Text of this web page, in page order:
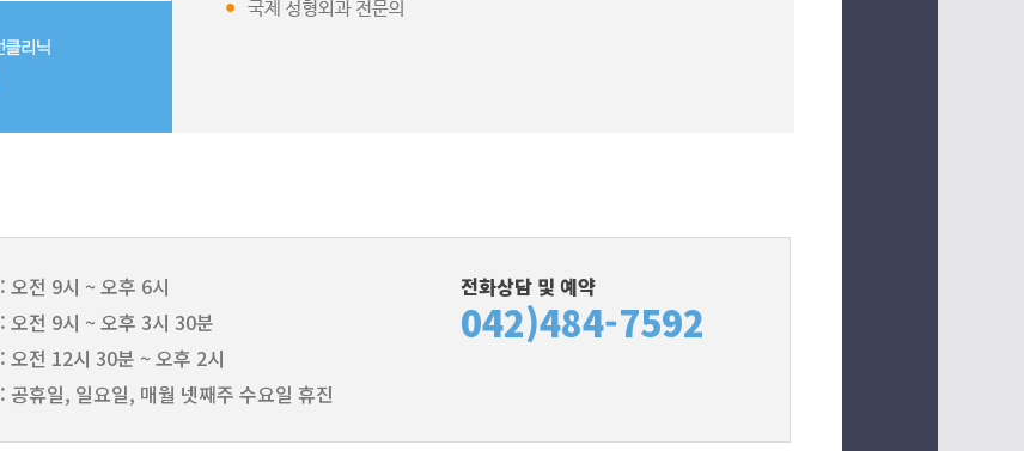
: 오전 9시 ~ 오후 6시
: 오전 9시 ~ 오후 3시 30분
: 오전 12시 30분 ~ 오후 2시
: 공휴일, 일요일, 매월 넷째주 수요일 휴진
전화상담 및 예약
042)484-7592